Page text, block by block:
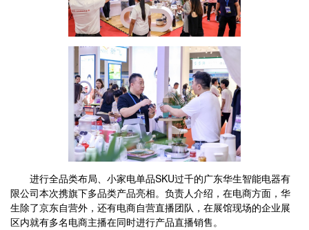
进行全品类布局、小家电单品SKU过千的广东华生智能电器有
限公司本次携旗下多品类产品亮相。负责人介绍，在电商方面，华
生除了京东自营外，还有电商自营直播团队，在展馆现场的企业展
区内就有多名电商主播在同时进行产品直播销售。